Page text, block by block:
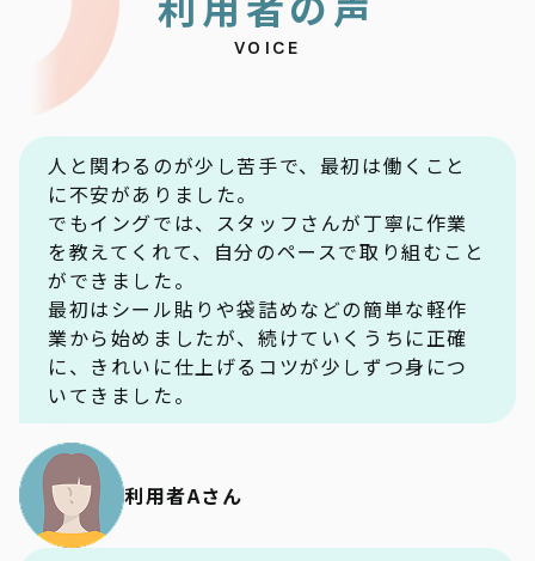
VOICE
人と関わるのが少し苦手で、最初は働くこと
に不安がありました。
でもイングでは、スタッフさんが丁寧に作業
を教えてくれて、自分のペースで取り組むこと
ができました。
最初はシール貼りや袋詰めなどの簡単な軽作
業から始めましたが、続けていくうちに正確
に、きれいに仕上げるコツが少しずつ身につ
いてきました。
利用者Aさん